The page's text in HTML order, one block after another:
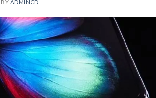
BY ADMINCD